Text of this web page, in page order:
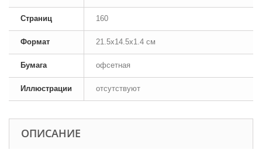
Страниц 160
Формат 21.5x14.5x1.4 см
Бумага офсетная
Иллюстрации отсутствуют
ОПИСАНИЕ